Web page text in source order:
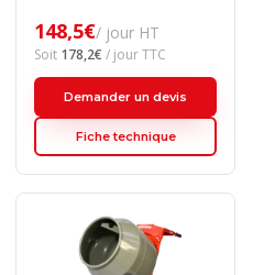
148,5€/ jour HT
Soit 178,2€ / jour TTC
Demander un devis
Fiche technique